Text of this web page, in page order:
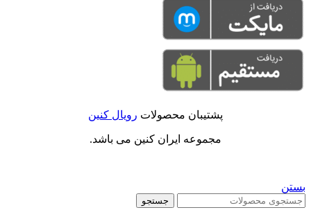
پشتیبان محصولات رویال کنین
مجموعه ایران کنین می باشد.
بستن
جستجو